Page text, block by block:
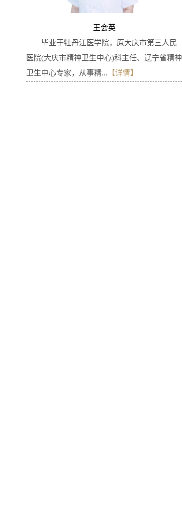
王会英
毕业于牡丹江医学院，原大庆市第三人民
医院(大庆市精神卫生中心)科主任、辽宁省精神
卫生中心专家，从事精... 【详情】